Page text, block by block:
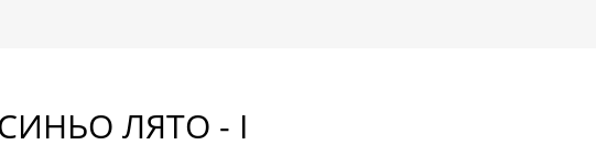
ЛЯТО - I